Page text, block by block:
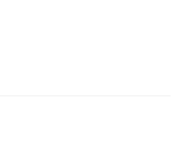
(veröffentlicht
Can Boost Your Brain